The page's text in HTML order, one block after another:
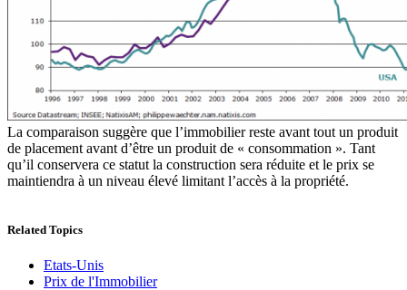
La comparaison suggère que l’immobilier reste avant tout un produit
de placement avant d’être un produit de « consommation ». Tant
qu’il conservera ce statut la construction sera réduite et le prix se
maintiendra à un niveau élevé limitant l’accès à la propriété.
Related Topics
Etats-Unis
Prix de l'Immobilier